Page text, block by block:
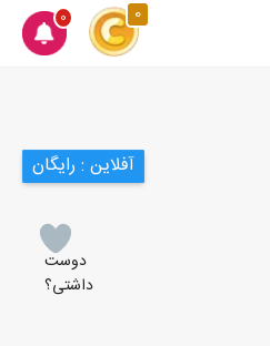
0 0
آفلاین : رایگان
دوست
داشتی؟